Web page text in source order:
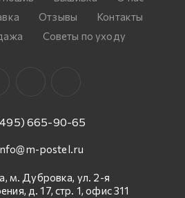
Отзывы
Контакты
Советы по уходу
665-90-65
postel.ru
м. Дубровка, ул. 2-я
д. 17, стр. 1, офис 311